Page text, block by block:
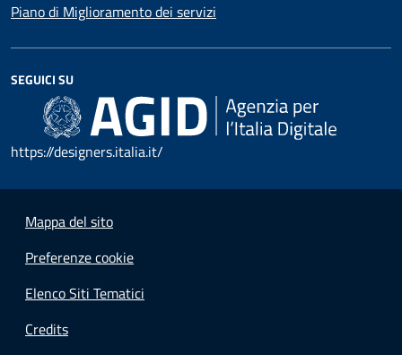
Piano di Miglioramento dei servizi
SEGUICI SU
https://designers.italia.it/
Mappa del sito
Preferenze cookie
Elenco Siti Tematici
Credits